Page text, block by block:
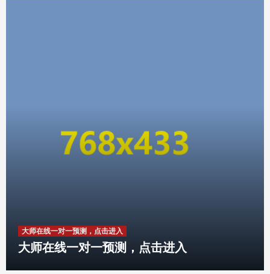
大师在线一对一预测，点击进入
大师在线一对一预测，点击进入